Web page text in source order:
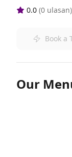
0.0 (0 ulasan)
Book a
Our